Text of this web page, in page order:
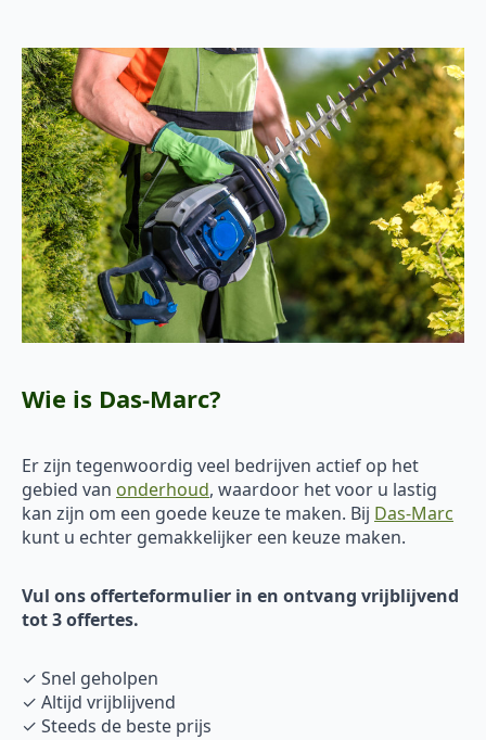
Wie is Das-Marc?
Er zijn tegenwoordig veel bedrijven actief op het
gebied van onderhoud, waardoor het voor u lastig
kan zijn om een goede keuze te maken. Bij Das-Marc
kunt u echter gemakkelijker een keuze maken.
Vul ons offerteformulier in en ontvang vrijblijvend
tot 3 offertes.
✓ Snel geholpen
✓ Altijd vrijblijvend
✓ Steeds de beste prijs